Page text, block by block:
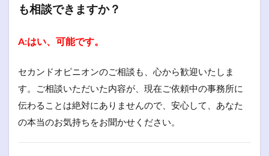
も相談できますか？
A:はい、可能です。
セカンドオピニオンのご相談も、心から歓迎いたしま
す。ご相談いただいた内容が、現在ご依頼中の事務所に
伝わることは絶対にありませんので、安心して、あなた
の本当のお気持ちをお聞かせください。